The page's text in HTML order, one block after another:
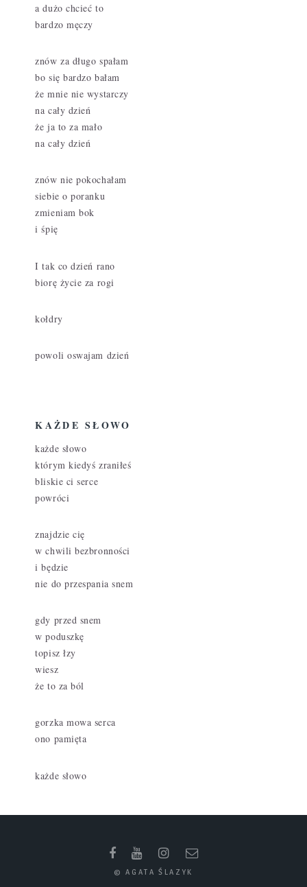
a dużo chcieć to
bardzo męczy
znów za długo spałam
bo się bardzo bałam
że mnie nie wystarczy
na cały dzień
że ja to za mało
na cały dzień
znów nie pokochałam
siebie o poranku
zmieniam bok
i śpię
I tak co dzień rano
biorę życie za rogi
kołdry
powoli oswajam dzień
KAŻDE SŁOWO
każde słowo
którym kiedyś zraniłeś
bliskie ci serce
powróci
znajdzie cię
w chwili bezbronności
i będzie
nie do przespania snem
gdy przed snem
w poduszkę
topisz łzy
wiesz
że to za ból
gorzka mowa serca
ono pamięta
każde słowo
© AGATA ŚLAZYK